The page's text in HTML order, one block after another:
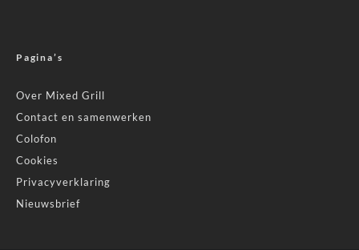
Pagina’s
Over Mixed Grill
Contact en samenwerken
Colofon
Cookies
Privacyverklaring
Nieuwsbrief